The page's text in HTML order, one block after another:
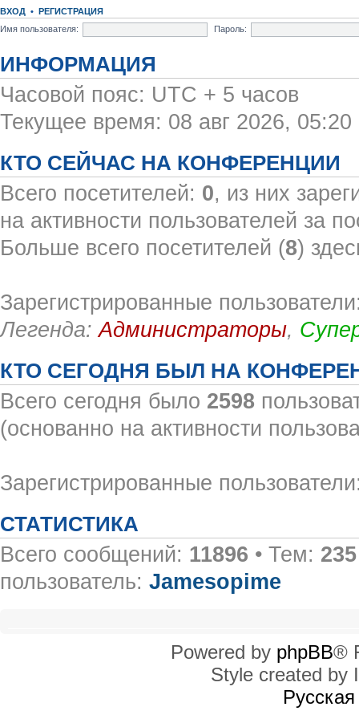
ВХОД • РЕГИСТРАЦИЯ
Имя пользователя:
Пароль:
ИНФОРМАЦИЯ
Часовой пояс: UTC + 5 часов
Текущее время: 08 авг 2026, 05:20
КТО СЕЙЧАС НА КОНФЕРЕНЦИИ
Всего посетителей: 0, из них
на активности пользователей за
Больше всего посетителей (8)
Зарегистрированные
Легенда:Администраторы,
КТО СЕГОДНЯ БЫЛ НА
Всего сегодня было 2598
(основанно на активности
Зарегистрированные
СТАТИСТИКА
Всего сообщений: 11896 • Тем: 235
пользователь: Jamesopime
Powered by phpBB®
Style created by